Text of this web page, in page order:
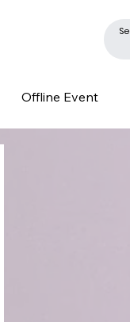
Offline Event